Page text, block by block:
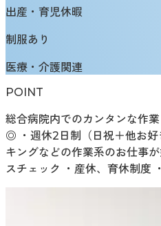
出産・育児休暇
制服あり
医療・介護関連
POINT
総合病院内でのカンタンな作
◎ ・週休2日制（日祝＋他お
キングなどの作業系のお仕事
スチェック ・産休、育休制度